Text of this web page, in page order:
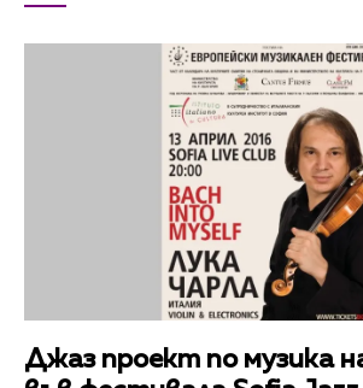
Джаз проект по музика